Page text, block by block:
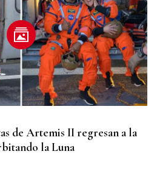
de Artemis II regresan a la
la Luna